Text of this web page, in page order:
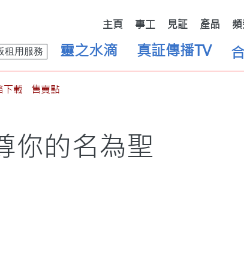
主頁 事工 見証 產品
靈之水滴
租用服務 真証傳播TV
下載 售賣點
你的名為聖